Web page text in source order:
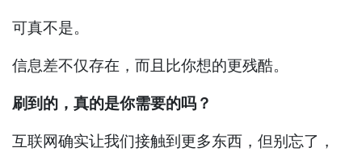
可真不是。
信息差不仅存在，而且比你想的更残酷。
刷到的，真的是你需要的吗？
互联网确实让我们接触到更多东西，但别忘了，